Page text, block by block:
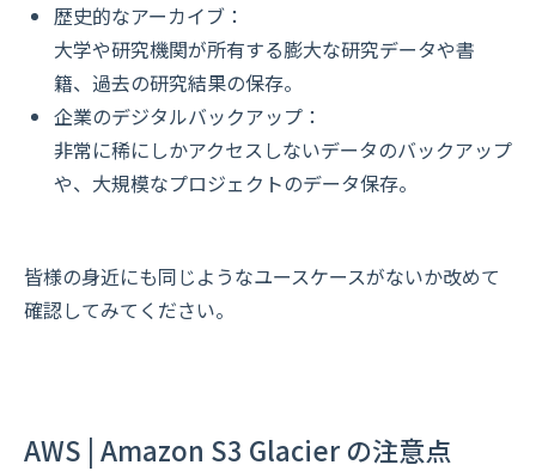
歴史的なアーカイブ：
大学や研究機関が所有する膨大な研究データや書
籍、過去の研究結果の保存。
企業のデジタルバックアップ：
非常に稀にしかアクセスしないデータのバックアップ
や、大規模なプロジェクトのデータ保存。
皆様の身近にも同じようなユースケースがないか改めて
確認してみてください。
AWS | Amazon S3 Glacier の注意点